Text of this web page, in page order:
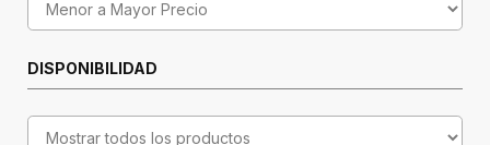
DISPONIBILIDAD